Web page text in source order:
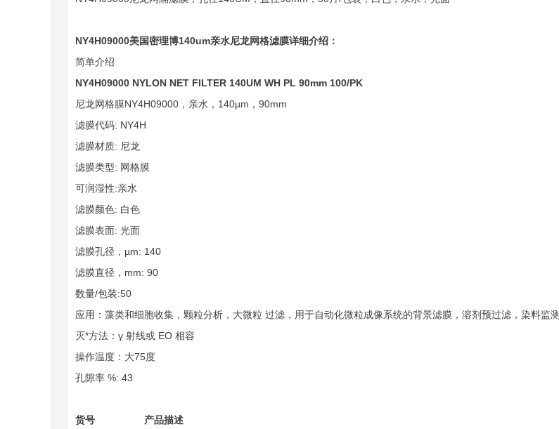
NY4H09000美国密理博140um亲水尼龙网格滤膜详细介绍：
简单介绍
NY4H09000 NYLON NET FILTER 140UM WH PL 90mm 100/PK
尼龙网格膜NY4H09000，亲水，140µm，90mm
滤膜代码: NY4H
滤膜材质: 尼龙
滤膜类型: 网格膜
可润湿性:亲水
滤膜颜色: 白色
滤膜表面: 光面
滤膜孔径，µm: 140
滤膜直径，mm: 90
数量/包装:50
应用：藻类和细胞收集，颗粒分析，大微粒 过滤，用于自动化微粒成像系统的背景滤膜，溶剂预过滤，染料监测
灭*方法：γ 射线或 EO 相容
操作温度：大75度
孔隙率 %: 43
货号
产品描述